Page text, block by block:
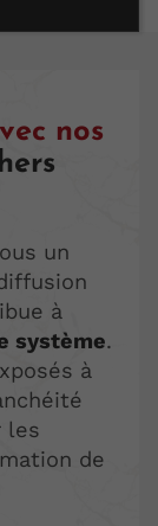
nos
un
à
système.
à
les
de